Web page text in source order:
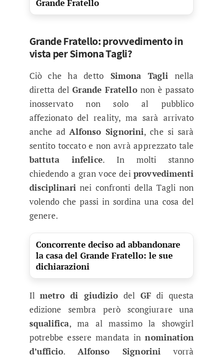
Grande Fratello
Grande Fratello: provvedimento in
vista per Simona Tagli?
Ciò che ha dettoSimona Tagli nella
diretta delGrande Fratellonon è passato
inosservato non solo al pubblico
affezionato del reality, ma sarà arrivato
anche adAlfonso Signorini, che si sarà
sentito toccato e non avrà apprezzato tale
battuta infelice. In molti stanno
chiedendo a gran voce deiprovvedimenti
disciplinarinei confronti della Tagli non
volendo che passi in sordina una cosa del
genere.
Concorrente deciso ad abbandonare
la casa del Grande Fratello: le sue
dichiarazioni
Ilmetro di giudizio del GFdi questa
edizione sembra però scongiurare una
squalifica, ma al massimo la showgirl
potrebbe essere mandata innomination
d’ufficio.Alfonso Signorini vorrà